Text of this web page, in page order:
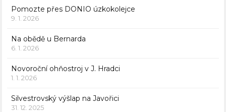
Pomozte přes DONIO úzkokolejce
9. 1. 2026
Na obědě u Bernarda
6. 1. 2026
Novoroční ohňostroj v J. Hradci
1. 1. 2026
Silvestrovský výšlap na Javořici
31. 12. 2025